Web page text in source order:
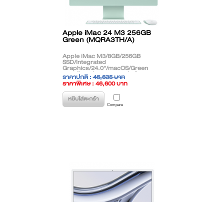
Apple iMac 24 M3 256GB
Green (MQRA3TH/A)
Apple iMac M3/8GB/256GB
SSD/Integrated
Graphics/24.0"/macOS/Green
**สินค้าตกรุ่น (EOL) ติดต่อฝ่ายขาย
เพื่อแนะนำรุ่นทดแทน**
ราคาปกติ :46,635 บาท
ราคาพิเศษ : 46,600 บาท
( ราคาไม่รวมภาษี )
หยิบใส่ตะกร้า
Compare